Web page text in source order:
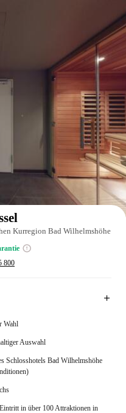
Auf der Karte anzeigen
Kurregion Bad Wilhelmshöhe
800
Wahl
Auswahl
Schlosshotels Bad Wilhelmshöhe
in über 100 Attraktionen in